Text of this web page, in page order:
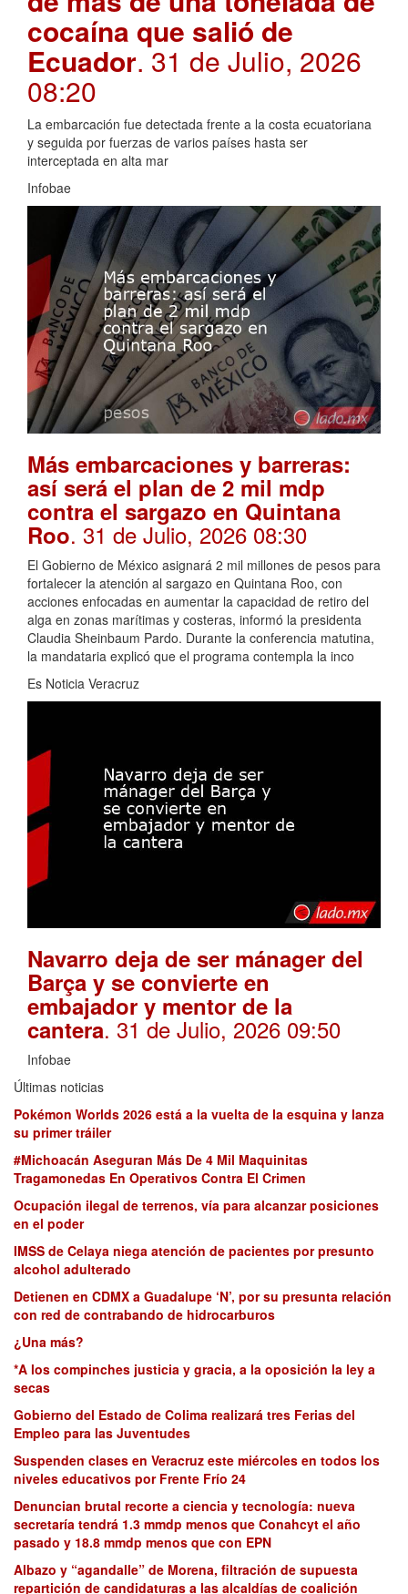
cocaína que salió de
Ecuador. 31 de Julio, 2026
08:20
La embarcación fue detectada frente a la costa ecuatoriana
y seguida por fuerzas de varios países hasta ser
interceptada en alta mar
Infobae
Más embarcaciones y barreras:
así será el plan de 2 mil mdp
contra el sargazo en Quintana
Roo. 31 de Julio, 2026 08:30
El Gobierno de México asignará 2 mil millones de pesos para
fortalecer la atención al sargazo en Quintana Roo, con
acciones enfocadas en aumentar la capacidad de retiro del
alga en zonas marítimas y costeras, informó la presidenta
Claudia Sheinbaum Pardo. Durante la conferencia matutina,
la mandataria explicó que el programa contempla la inco
Es Noticia Veracruz
Navarro deja de ser mánager del
Barça y se convierte en
embajador y mentor de la
cantera. 31 de Julio, 2026 09:50
Infobae
Últimas noticias
Pokémon Worlds 2026 está a la vuelta de la esquina y lanza
su primer tráiler
#Michoacán Aseguran Más De 4 Mil Maquinitas
Tragamonedas En Operativos Contra El Crimen
Ocupación ilegal de terrenos, vía para alcanzar posiciones
en el poder
IMSS de Celaya niega atención de pacientes por presunto
alcohol adulterado
Detienen en CDMX a Guadalupe ‘N’, por su presunta relación
con red de contrabando de hidrocarburos
¿Una más?
*A los compinches justicia y gracia, a la oposición la ley a
secas
Gobierno del Estado de Colima realizará tres Ferias del
Empleo para las Juventudes
Suspenden clases en Veracruz este miércoles en todos los
niveles educativos por Frente Frío 24
Denuncian brutal recorte a ciencia y tecnología: nueva
secretaría tendrá 1.3 mmdp menos que Conahcyt el año
pasado y 18.8 mmdp menos que con EPN
Albazo y “agandalle” de Morena, filtración de supuesta
repartición de candidaturas a las alcaldías de coalición